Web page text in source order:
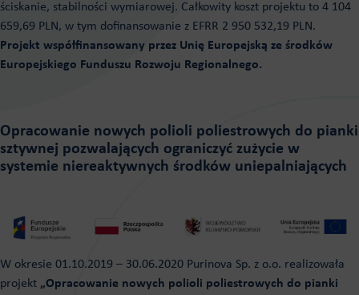
ściskanie, stabilności wymiarowej. Całkowity koszt projektu to 4 104
659,69 PLN, w tym dofinansowanie z EFRR 2 950 532,19 PLN.
Projekt współfinansowany przez Unię Europejską ze środków
Europejskiego Funduszu Rozwoju Regionalnego.
Opracowanie nowych polioli poliestrowych do pianki
sztywnej pozwalających ograniczyć zużycie w
systemie niereaktywnych środków uniepalniających
W okresie 01.10.2019 – 30.06.2020 Purinova Sp. z o.o. realizowała
projekt „Opracowanie nowych polioli poliestrowych do pianki